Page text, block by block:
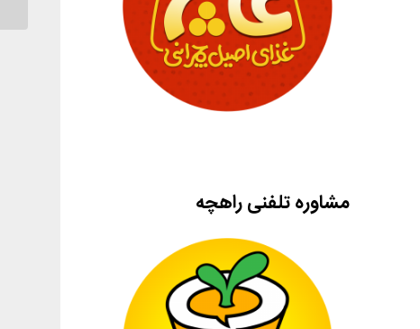
مشاوره تلفنی راهچه